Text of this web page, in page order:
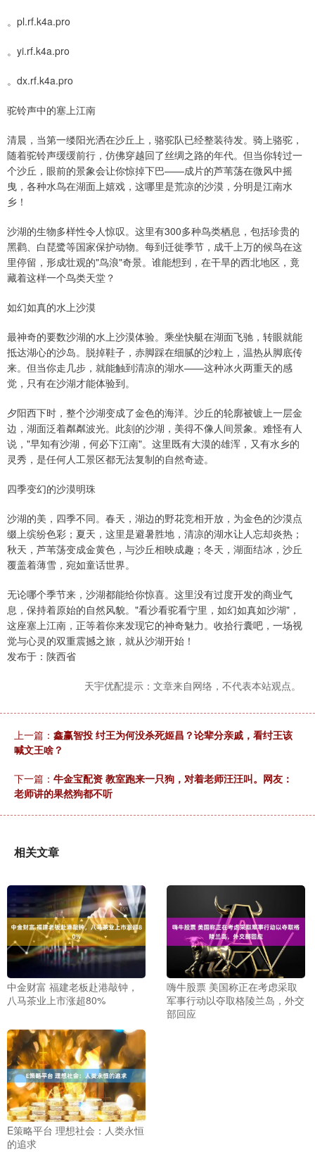
。pl.rf.k4a.pro
。yi.rf.k4a.pro
。dx.rf.k4a.pro
驼铃声中的塞上江南
清晨，当第一缕阳光洒在沙丘上，骆驼队已经整装待发。骑上骆驼，
随着驼铃声缓缓前行，仿佛穿越回了丝绸之路的年代。但当你转过一
个沙丘，眼前的景象会让你惊掉下巴——成片的芦苇荡在微风中摇
曳，各种水鸟在湖面上嬉戏，这哪里是荒凉的沙漠，分明是江南水
乡！
沙湖的生物多样性令人惊叹。这里有300多种鸟类栖息，包括珍贵的
黑鹳、白琵鹭等国家保护动物。每到迁徙季节，成千上万的候鸟在这
里停留，形成壮观的"鸟浪"奇景。谁能想到，在干旱的西北地区，竟
藏着这样一个鸟类天堂？
如幻如真的水上沙漠
最神奇的要数沙湖的水上沙漠体验。乘坐快艇在湖面飞驰，转眼就能
抵达湖心的沙岛。脱掉鞋子，赤脚踩在细腻的沙粒上，温热从脚底传
来。但当你走几步，就能触到清凉的湖水——这种冰火两重天的感
觉，只有在沙湖才能体验到。
夕阳西下时，整个沙湖变成了金色的海洋。沙丘的轮廓被镀上一层金
边，湖面泛着粼粼波光。此刻的沙湖，美得不像人间景象。难怪有人
说，"早知有沙湖，何必下江南"。这里既有大漠的雄浑，又有水乡的
灵秀，是任何人工景区都无法复制的自然奇迹。
四季变幻的沙漠明珠
沙湖的美，四季不同。春天，湖边的野花竞相开放，为金色的沙漠点
缀上缤纷色彩；夏天，这里是避暑胜地，清凉的湖水让人忘却炎热；
秋天，芦苇荡变成金黄色，与沙丘相映成趣；冬天，湖面结冰，沙丘
覆盖着薄雪，宛如童话世界。
无论哪个季节来，沙湖都能给你惊喜。这里没有过度开发的商业气
息，保持着原始的自然风貌。"看沙看驼看宁里，如幻如真如沙湖"，
这座塞上江南，正等着你来发现它的神奇魅力。收拾行囊吧，一场视
觉与心灵的双重震撼之旅，就从沙湖开始！
发布于：陕西省
天宇优配提示：文章来自网络，不代表本站观点。
上一篇： 鑫赢智投 纣王为何没杀死姬昌？论辈分亲戚，看纣王该
喊文王啥？
下一篇： 牛金宝配资 教室跑来一只狗，对着老师汪汪叫。网友：
老师讲的果然狗都不听
相关文章
中金财富 福建老板赴港敲钟，
八马茶业上市涨超80%
嗨牛股票 美国称正在考虑采取
军事行动以夺取格陵兰岛，外交
部回应
E策略平台 理想社会：人类永恒
的追求